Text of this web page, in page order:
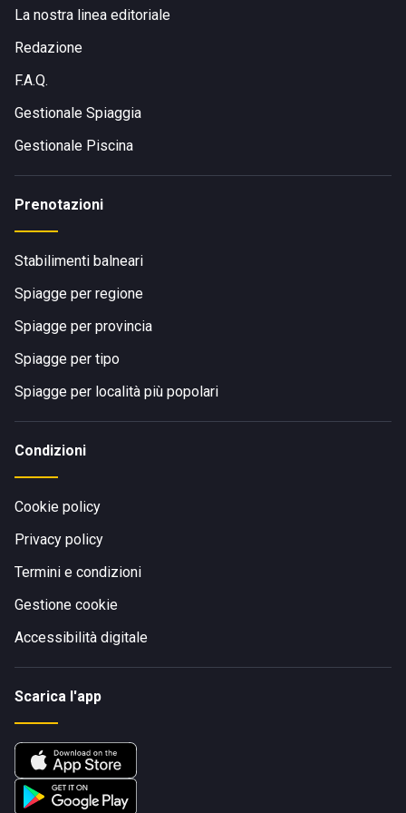
La nostra linea editoriale
Redazione
F.A.Q.
Gestionale Spiaggia
Gestionale Piscina
Prenotazioni
Stabilimenti balneari
Spiagge per regione
Spiagge per provincia
Spiagge per tipo
Spiagge per località più popolari
Condizioni
Cookie policy
Privacy policy
Termini e condizioni
Gestione cookie
Accessibilità digitale
Scarica l'app